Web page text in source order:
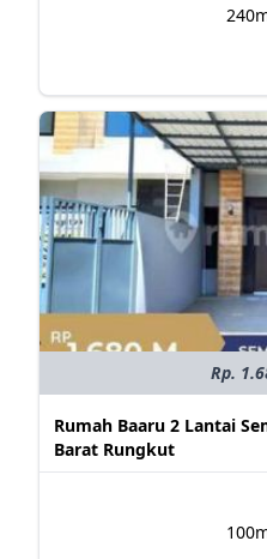
Rp.
Rumah Baaru 2 Lantai
Barat Rungkut